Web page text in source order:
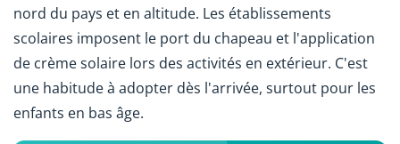
nord du pays et en altitude. Les établissements
scolaires imposent le port du chapeau et l'application
de crème solaire lors des activités en extérieur. C'est
une habitude à adopter dès l'arrivée, surtout pour les
enfants en bas âge.